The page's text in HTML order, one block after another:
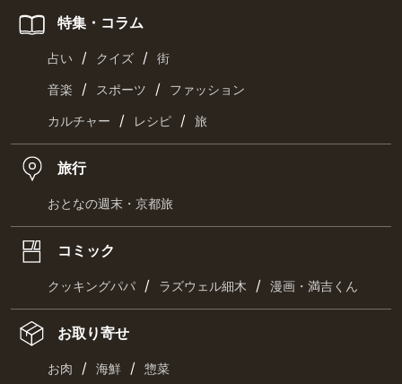
特集・コラム
占い / クイズ / 街
音楽 / スポーツ / ファッション
カルチャー / レシピ / 旅
旅行
おとなの週末・京都旅
コミック
クッキングパパ / ラズウェル細木 / 漫画・満吉くん
お取り寄せ
お肉 / 海鮮 / 惣菜